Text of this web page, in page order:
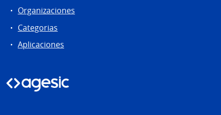
Organizaciones
Categorias
Aplicaciones